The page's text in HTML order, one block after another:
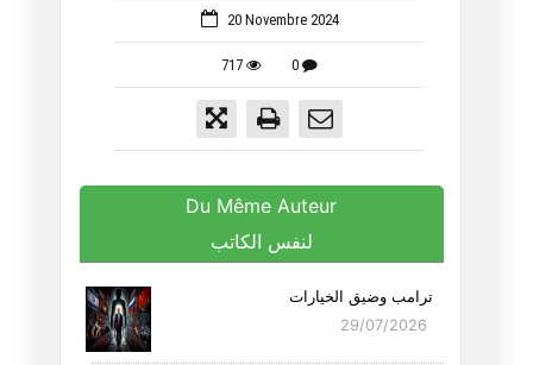
20 Novembre 2024
717 0
Du Même Auteur
لنفس الكاتب
ترامب وضيق الخيارات
29/07/2026